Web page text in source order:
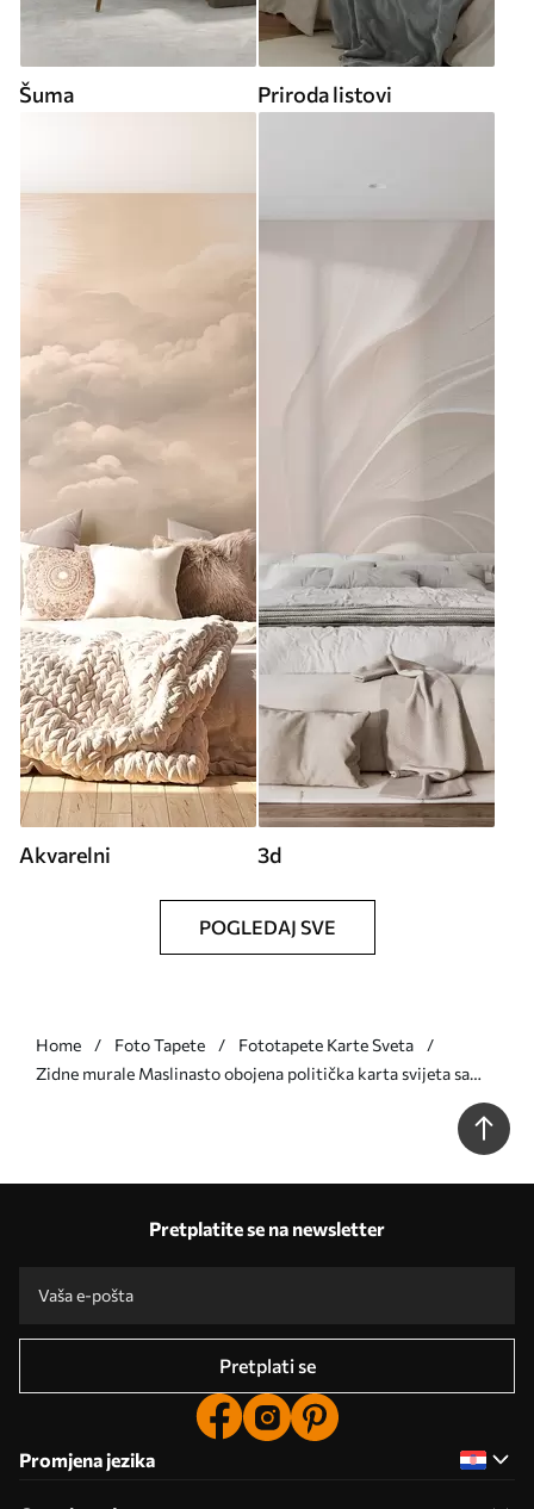
Šuma Priroda listovi
Akvarelni 3d
POGLEDAJ SVE
Home Foto Tapete
Fototapete Karte Sveta
Zidne murale Maslinasto obojena politička karta svijeta sa
Pretplatite se na newsletter
Pretplati se
Promjena jezika